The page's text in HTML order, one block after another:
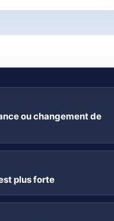
ou changement de
plus forte